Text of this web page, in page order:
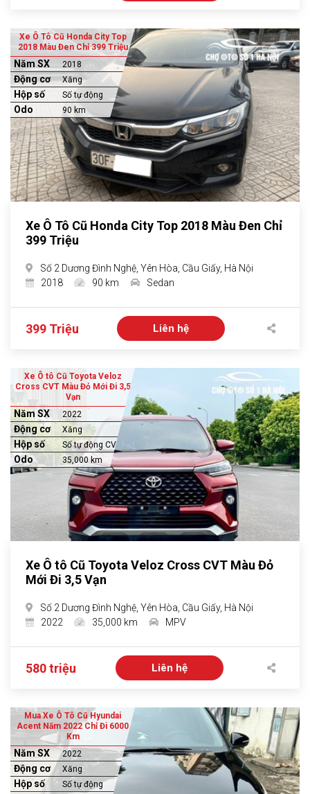
Xe Ô Tô Cũ Honda City Top
2018 Màu Đen Chỉ 399 Triệu
Năm SX 2018
Động cơ Xăng
Hộp số Số tự động
Odo 90 km
Xe Ô Tô Cũ Honda City Top 2018 Màu Đen Chỉ
399 Triệu
Số 2 Dương Đình Nghệ, Yên Hòa, Cầu Giấy, Hà Nội
2018
90 km Sedan
399 Triệu Liên hệ
Xe Ô tô Cũ Toyota Veloz
Cross CVT Màu Đỏ Mới Đi 3,5
Vạn
Năm SX 2022
Động cơ Xăng
Hộp số Số tự động CVT
Odo 35,000 km
Xe Ô tô Cũ Toyota Veloz Cross CVT Màu Đỏ
Mới Đi 3,5 Vạn
Số 2 Dương Đình Nghệ, Yên Hòa, Cầu Giấy, Hà Nội
2022
35,000 km MPV
580 triệu Liên hệ
Mua Xe Ô Tô Cũ Hyundai
Acent Năm 2022 Chỉ Đi 6000
Km
Năm SX 2022
Động cơ Xăng
Hộp số Số tự động